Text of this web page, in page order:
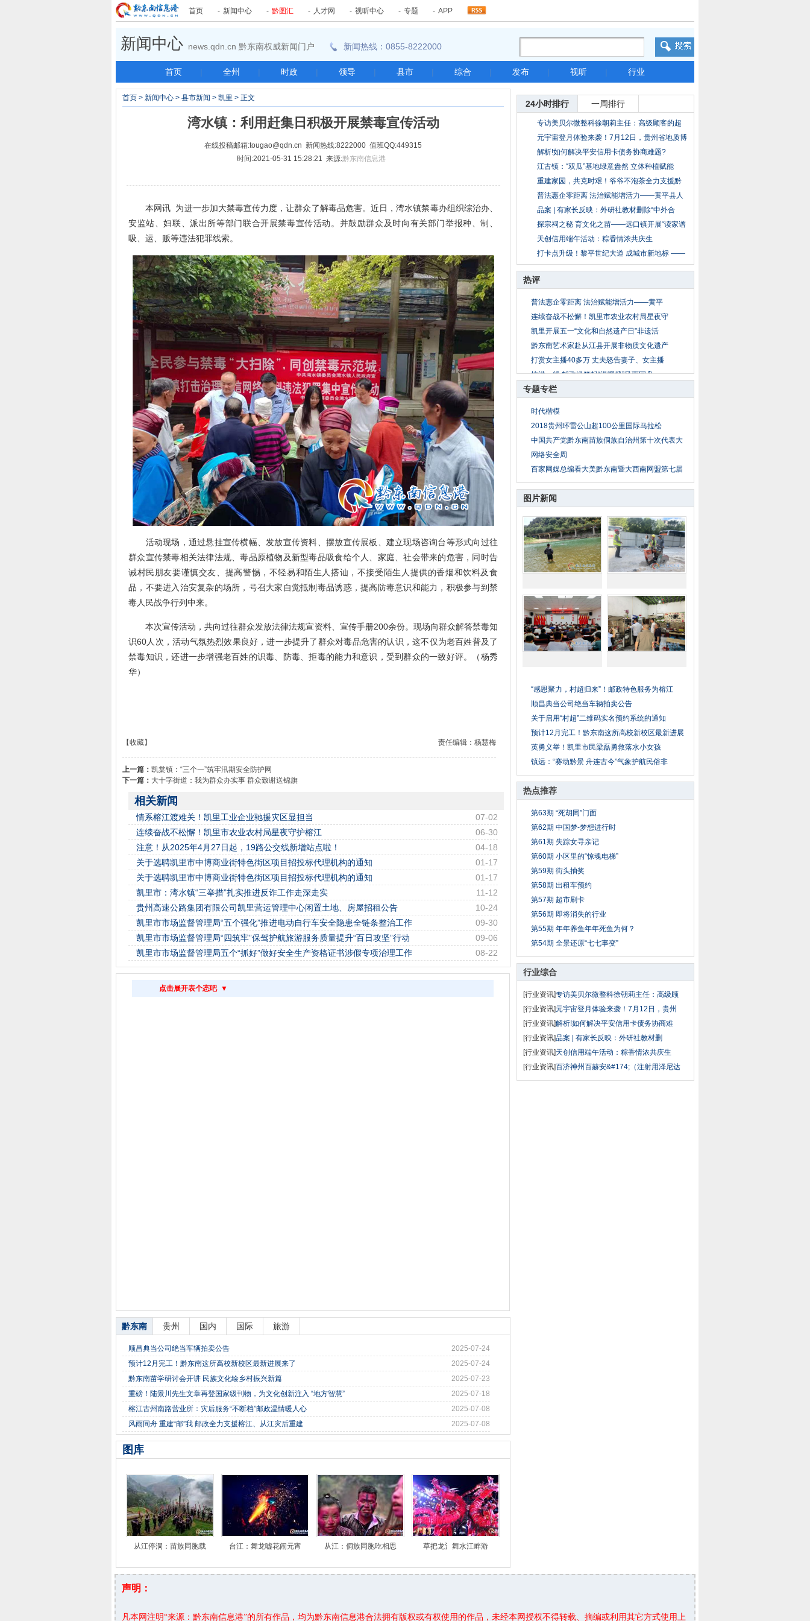
首页 - 新闻中心 - 黔图汇 - 人才网 - 视听中心 - 专题 - APP
新闻中心 news.qdn.cn 黔东南权威新闻门户 新闻热线：0855-8222000
首页 | 全州 | 时政 | 领导 | 县市 | 综合 | 发布 | 视听 | 行业
24小时排行 一周排行
专访美贝尔微整科徐朝莉主任：高级顾客的超
级沟
元宇宙登月体验来袭！7月12日，贵州省地质博
物
解析!如何解决平安信用卡债务协商难题?
江古镇：“双瓜”基地绿意盎然 立体种植赋能
重建家园，共克时艰！爷爷不泡茶全力支援黔
鄂灾
普法惠企零距离 法治赋能增活力——黄平县人
民
品案 | 有家长反映：外研社教材删除“中外合
探宗祠之秘 育文化之苗——远口镇开展“读家谱
天创信用端午活动：粽香情浓共庆生
打卡点升级！黎平世纪大道 成城市新地标 ——
热评
普法惠企零距离 法治赋能增活力——黄平
连续奋战不松懈！凯里市农业农村局星夜守
凯里开展五一“文化和自然遗产日”非遗活
黔东南艺术家赴从江县开展非物质文化遗产
打赏女主播40多万 丈夫怒告妻子、女主播
抗洪一线 邮政绿筑起“温暖墙”风雨同舟
凯里排水项目建设提速 财政保障助力民生
专题专栏
时代楷模
2018贵州环雷公山超100公里国际马拉松
中国共产党黔东南苗族侗族自治州第十次代表大
网络安全周
百家网媒总编看大美黔东南暨大西南网盟第七届
图片新闻
“感恩聚力，村超归来”！邮政特色服务为榕江
顺昌典当公司绝当车辆拍卖公告
关于启用“村超”二维码实名预约系统的通知
预计12月完工！黔东南这所高校新校区最新进展
英勇义举！凯里市民梁磊勇救落水小女孩
镇远：“赛动黔景 舟连古今”气象护航民俗非
热点推荐
第63期 “死胡同”门面
第62期 中国梦-梦想进行时
第61期 失踪女寻亲记
第60期 小区里的“惊魂电梯”
第59期 街头抽奖
第58期 出租车预约
第57期 超市刷卡
第56期 即将消失的行业
第55期 年年养鱼年年死鱼为何？
第54期 全景还原“七七事变”
行业综合
[行业资讯]专访美贝尔微整科徐朝莉主任：高级顾
[行业资讯]元宇宙登月体验来袭！7月12日，贵州
[行业资讯]解析!如何解决平安信用卡债务协商难
[行业资讯]品案 | 有家长反映：外研社教材删
[行业资讯]天创信用端午活动：粽香情浓共庆生
[行业资讯]百济神州百赫安&#174;（注射用泽尼达
首页 > 新闻中心 > 县市新闻 > 凯里 > 正文
湾水镇：利用赶集日积极开展禁毒宣传活动
在线投稿邮箱:tougao@qdn.cn 新闻热线:8222000 值班QQ:449315
时间:2021-05-31 15:28:21 来源:黔东南信息港
本网讯 为进一步加大禁毒宣传力度，让群众了解毒品危害。近日，湾水镇禁毒办组织综治办、
安监站、妇联、派出所等部门联合开展禁毒宣传活动。并鼓励群众及时向有关部门举报种、制、
吸、运、贩等违法犯罪线索。
活动现场，通过悬挂宣传横幅、发放宣传资料、摆放宣传展板、建立现场咨询台等形式向过往
群众宣传禁毒相关法律法规、毒品原植物及新型毒品吸食给个人、家庭、社会带来的危害，同时告
诫村民朋友要谨慎交友、提高警惕，不轻易和陌生人搭讪，不接受陌生人提供的香烟和饮料及食
品，不要进入治安复杂的场所，号召大家自觉抵制毒品诱惑，提高防毒意识和能力，积极参与到禁
毒人民战争行列中来。
本次宣传活动，共向过往群众发放法律法规宣资料、宣传手册200余份。现场向群众解答禁毒知
识60人次，活动气氛热烈效果良好，进一步提升了群众对毒品危害的认识，这不仅为老百姓普及了
禁毒知识，还进一步增强老百姓的识毒、防毒、拒毒的能力和意识，受到群众的一致好评。（杨秀
华）
责任编辑：杨慧梅
【收藏】
上一篇： 凯棠镇：“三个一”筑牢汛期安全防护网
下一篇： 大十字街道：我为群众办实事 群众致谢送锦旗
相关新闻
07-02
情系榕江渡难关！凯里工业企业驰援灾区显担当
06-30
连续奋战不松懈！凯里市农业农村局星夜守护榕江
04-18
注意！从2025年4月27日起，19路公交线新增站点啦！
01-17
关于选聘凯里市中博商业街特色街区项目招投标代理机构的通知
01-17
关于选聘凯里市中博商业街特色街区项目招投标代理机构的通知
11-12
凯里市：湾水镇“三举措”扎实推进反诈工作走深走实
10-24
贵州高速公路集团有限公司凯里营运管理中心闲置土地、房屋招租公告
09-30
凯里市市场监督管理局“五个强化”推进电动自行车安全隐患全链条整治工作
09-06
凯里市市场监督管理局“四筑牢”保驾护航旅游服务质量提升“百日攻坚”行动
08-22
凯里市市场监督管理局五个“抓好”做好安全生产资格证书涉假专项治理工作
点击展开表个态吧 ▼
黔东南 贵州 国内 国际 旅游
2025-07-24
顺昌典当公司绝当车辆拍卖公告
2025-07-24
预计12月完工！黔东南这所高校新校区最新进展来了
2025-07-23
黔东南苗学研讨会开讲 民族文化绘乡村振兴新篇
2025-07-18
重磅！陆景川先生文章再登国家级刊物，为文化创新注入 “地方智慧”
2025-07-08
榕江古州南路营业所：灾后服务“不断档”邮政温情暖人心
2025-07-08
风雨同舟 重建“邮”我 邮政全力支援榕江、从江灾后重建
图库
从江停洞：苗族同胞载 台江：舞龙嘘花闹元宵 从江：侗族同胞吃相思 草把龙氵舞水江畔游
声明：
凡本网注明“来源：黔东南信息港”的所有作品，均为黔东南信息港合法拥有版权或有权使用的作品，未经本网授权不得转载、摘编或利用其它方式使用上